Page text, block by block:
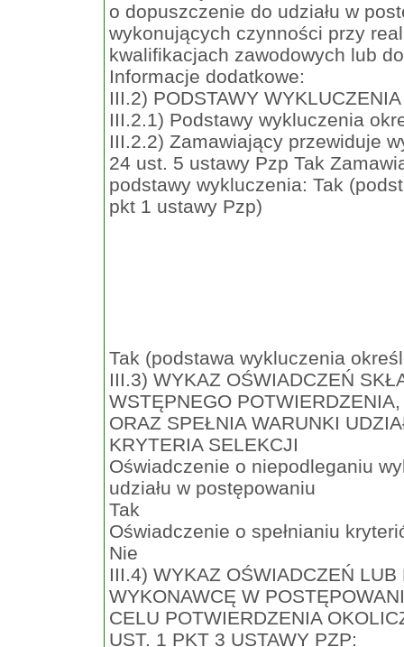
o dopuszczenie do udziału w
wykonujących czynności przy
kwalifikacjach zawodowych lub
Informacje dodatkowe:
III.2) PODSTAWY WYKLUCZENIA
III.2.1) Podstawy wykluczenia
III.2.2) Zamawiający przewiduje
24 ust. 5 ustawy Pzp Tak
podstawy wykluczenia: Tak
pkt 1 ustawy Pzp)
Tak (podstawa wykluczenia
III.3) WYKAZ OŚWIADCZEŃ
WSTĘPNEGO
ORAZ SPEŁNIA WARUNKI
KRYTERIA SELEKCJI
Oświadczenie o niepodleganiu
udziału w postępowaniu
Tak
Oświadczenie o spełnianiu
Nie
III.4) WYKAZ OŚWIADCZEŃ
WYKONAWCĘ W
CELU POTWIERDZENIA
UST. 1 PKT 3 USTAWY PZP: